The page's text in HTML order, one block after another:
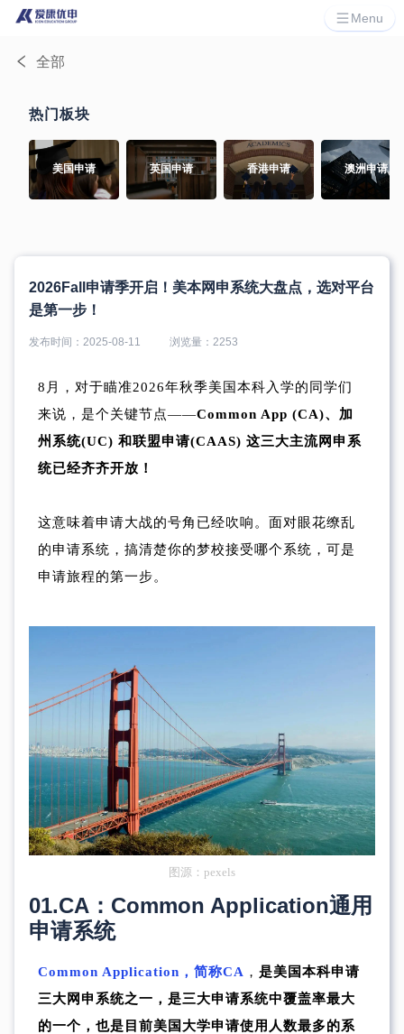
Menu
全部
热门板块
美国申请 英国申请 香港申请 澳洲申请
2026Fall申请季开启！美本网申系统大盘点，选对平台
是第一步！
发布时间： 2025-08-11 浏览量： 2253
8月，对于瞄准2026年秋季美国本科入学的同学们
来说，是个关键节点——Common App (CA)、加
州系统(UC) 和联盟申请(CAAS) 这三大主流网申系
统已经齐齐开放！
这意味着申请大战的号角已经吹响。面对眼花缭乱
的申请系统，搞清楚你的梦校接受哪个系统，可是
申请旅程的第一步。
图源：pexels
01.CA：Common Application通用
申请系统
Common Application ，简称CA ， 是美国本科申请
三大网申系统之一，是三大申请系统中覆盖率最大
的一个，也是目前美国大学申请使用人数最多的系